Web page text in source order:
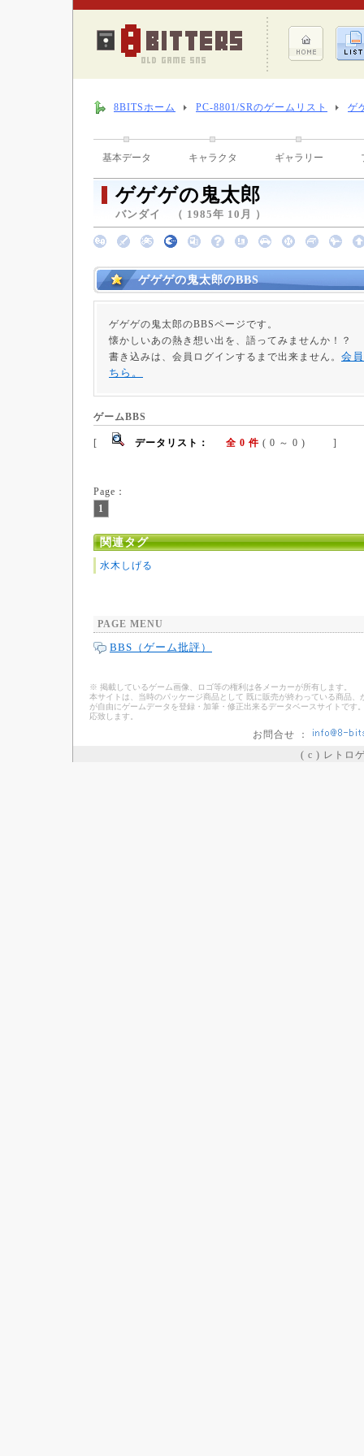
8BITSホーム PC-8801/SRのゲームリスト ゲ
基本データ キャラクタ ギャラリー
ゲゲゲの鬼太郎
バンダイ （ 1985年 10月 ）
ゲゲゲの鬼太郎のBBS
ゲゲゲの鬼太郎のBBSページです。
懐かしいあの熱き想い出を、語ってみませんか！？
書き込みは、会員ログインするまで出来ません。 会
ちら。
ゲームBBS
[ データリスト： 全 0 件 ( 0 ～ 0 ) ]
Page：
1
関連タグ
水木しげる
PAGE MENU
BBS（ゲーム批評）
※ 掲載しているゲーム画像、ロゴ等の権利は各メーカーが所有します。
本サイトは、当時のパッケージ商品として 既に販売が終わっている商品
が自由にゲームデータを登録・加筆・修正出来るデータベースサイトで
応致します。
お問合せ ：
( c ) レトロ